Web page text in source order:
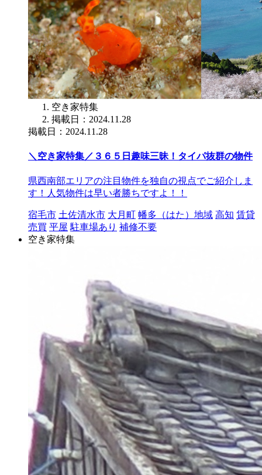
空き家特集
掲載日：2024.11.28
掲載日：2024.11.28
＼空き家特集／３６５日趣味三昧！タイパ抜群の物件
県西南部エリアの注目物件を独自の視点でご紹介しま
す！人気物件は早い者勝ちですよ！！
宿毛市 土佐清水市 大月町 幡多（はた）地域 高知 賃貸
売買 平屋 駐車場あり 補修不要
空き家特集